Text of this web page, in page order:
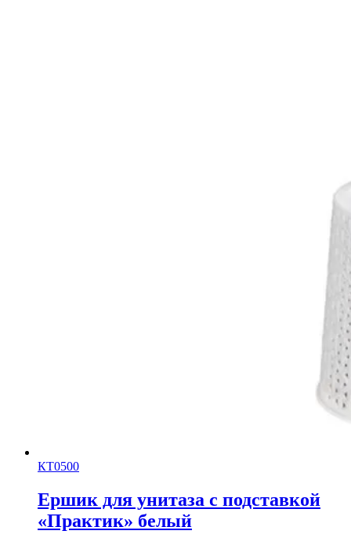
КТ0500
Ершик для унитаза с подставкой
«Практик» белый